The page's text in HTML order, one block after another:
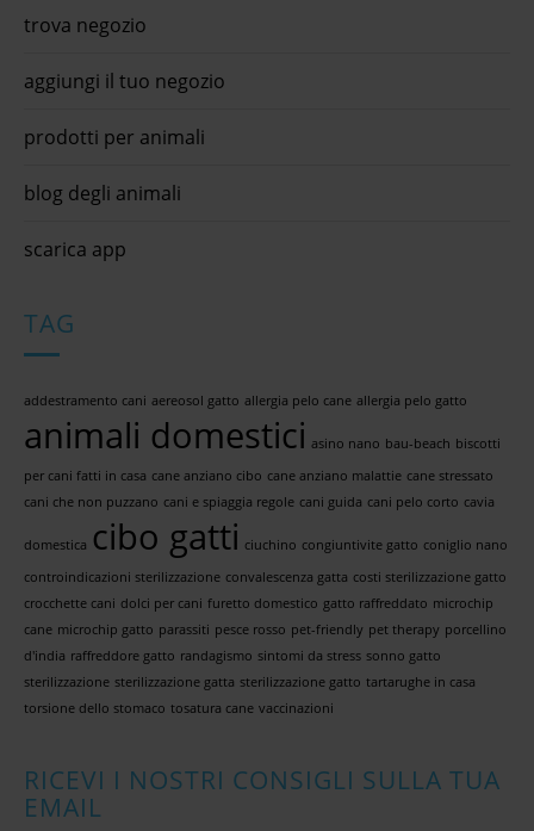
trova negozio
aggiungi il tuo negozio
prodotti per animali
blog degli animali
scarica app
TAG
addestramento cani aereosol gatto allergia pelo cane allergia pelo gatto
animali domestici asino nano bau-beach biscotti
per cani fatti in casa cane anziano cibo cane anziano malattie cane stressato
cani che non puzzano cani e spiaggia regole cani guida cani pelo corto cavia
domestica cibo gatti ciuchino congiuntivite gatto coniglio nano
controindicazioni sterilizzazione convalescenza gatta costi sterilizzazione gatto
crocchette cani dolci per cani furetto domestico gatto raffreddato microchip
cane microchip gatto parassiti pesce rosso pet-friendly pet therapy porcellino
d'india raffreddore gatto randagismo sintomi da stress sonno gatto
sterilizzazione sterilizzazione gatta sterilizzazione gatto tartarughe in casa
torsione dello stomaco tosatura cane vaccinazioni
RICEVI I NOSTRI CONSIGLI SULLA TUA
EMAIL